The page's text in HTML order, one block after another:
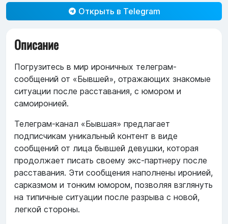
Открыть в Telegram
Описание
Погрузитесь в мир ироничных телеграм-
сообщений от «Бывшей», отражающих знакомые
ситуации после расставания, с юмором и
самоиронией.
Телеграм-канал «Бывшая» предлагает
подписчикам уникальный контент в виде
сообщений от лица бывшей девушки, которая
продолжает писать своему экс-партнеру после
расставания. Эти сообщения наполнены иронией,
сарказмом и тонким юмором, позволяя взглянуть
на типичные ситуации после разрыва с новой,
легкой стороны.